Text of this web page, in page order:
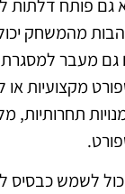
גם פותח דלתות
מהמשחק
גם מעבר
מקצועיות או
תחרותיות,
לשמש כבסיס